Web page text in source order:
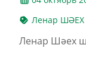
Ленар ШӘЕХ
Ленар Шәех